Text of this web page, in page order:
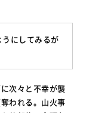
うにしてみるが
次々と不幸が襲
われる。山火事